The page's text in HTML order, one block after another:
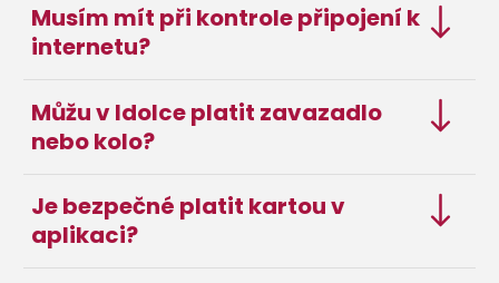
Musím mít při kontrole připojení k
internetu?
Můžu v Idolce platit zavazadlo
nebo kolo?
Je bezpečné platit kartou v
aplikaci?